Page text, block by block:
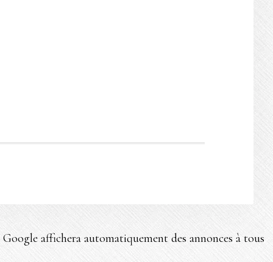
affichera automatiquement des annonces à tous